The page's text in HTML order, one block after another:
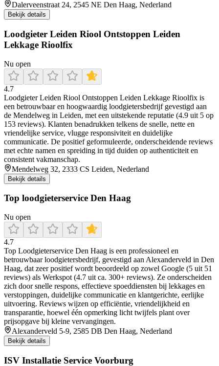
Dalerveenstraat 24, 2545 NE Den Haag, Nederland
Bekijk details
Loodgieter Leiden Riool Ontstoppen Leiden
Lekkage Rioolfix
Nu open
4.7
Loodgieter Leiden Riool Ontstoppen Leiden Lekkage Rioolfix is
een betrouwbaar en hoogwaardig loodgietersbedrijf gevestigd aan
de Mendelweg in Leiden, met een uitstekende reputatie (4.9 uit 5 op
153 reviews). Klanten benadrukken telkens de snelle, nette en
vriendelijke service, vlugge responsiviteit en duidelijke
communicatie. De positief geformuleerde, onderscheidende reviews
met echte namen en spreiding in tijd duiden op authenticiteit en
consistent vakmanschap.
Mendelweg 32, 2333 CS Leiden, Nederland
Bekijk details
Top loodgieterservice Den Haag
Nu open
4.7
Top Loodgieterservice Den Haag is een professioneel en
betrouwbaar loodgietersbedrijf, gevestigd aan Alexanderveld in Den
Haag, dat zeer positief wordt beoordeeld op zowel Google (5 uit 51
reviews) als Werkspot (4.7 uit ca. 300+ reviews). Ze onderscheiden
zich door snelle respons, effectieve spoeddiensten bij lekkages en
verstoppingen, duidelijke communicatie en klantgerichte, eerlijke
uitvoering. Reviews wijzen op efficiëntie, vriendelijkheid en
transparantie, hoewel één opmerking licht twijfels plant over
prijsopgave bij kleine vervangingen.
Alexanderveld 5-9, 2585 DB Den Haag, Nederland
Bekijk details
ISV Installatie Service Voorburg